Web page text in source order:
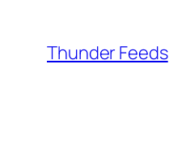
Thunder Feeds